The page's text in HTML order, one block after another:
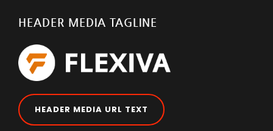
HEADER MEDIA TAGLINE
HEADER MEDIA URL TEXT